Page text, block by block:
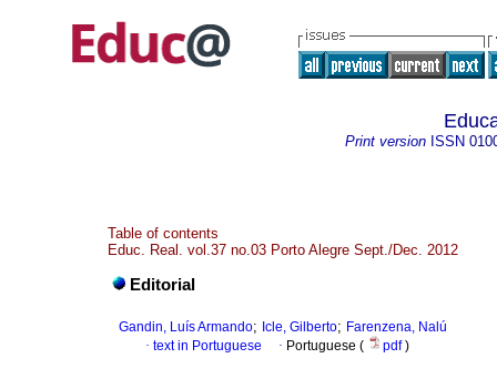
Print version ISSN
Table of contents
Educ. Real. vol.37 no.03 Porto Alegre Sept./Dec. 2012
Editorial
Gandin, Luís Armando; Icle, Gilberto; Farenzena, Nalú
· text in Portuguese · Portuguese ( pdf)